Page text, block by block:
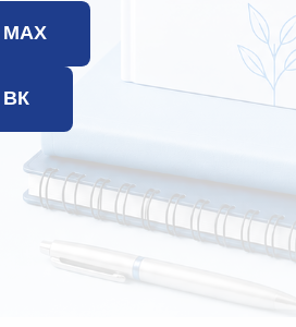
МАХ
ВК